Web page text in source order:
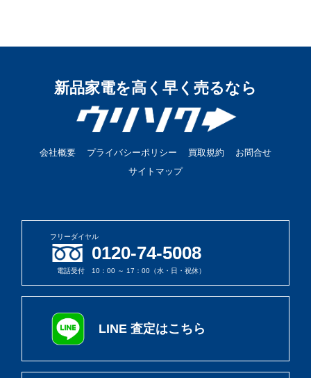
新品家電を高く早く売るなら
会社概要 プライバシーポリシー 買取規約
お問合せ
サイトマップ
フリーダイヤル
0120-74-5008
電話受付 10：00 ～ 17：00（水・日・祝休）
LINE 査定はこちら